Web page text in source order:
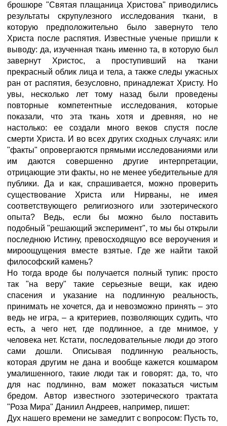
брошюре "Святая плащаница Христова" приводились
результаты скрупулезного исследования ткани, в
которую предположительно было завернуто тело
Христа после распятия. Известные ученые пришли к
выводу: да, изученная ткань именно та, в которую был
завернут Христос, а проступивший на ткани
прекрасный облик лица и тела, а также следы ужасных
ран от распятия, безусловно, принадлежат Христу. Но
увы, несколько лет тому назад были проведены
повторные компетентные исследования, которые
показали, что эта ткань хотя и древняя, но не
настолько: ее создали много веков спустя после
смерти Христа. И во всех других сходных случаях: или
"факты" опровергаются прямыми исследованиями или
им даются совершенно другие интерпретации,
отрицающие эти факты, но не менее убедительные для
публики. Да и как, спрашивается, можно проверить
существование Христа или Нирваны, не имея
соответствующего религиозного или эзотерического
опыта? Ведь, если бы можно было поставить
подобный "решающий эксперимент", то мы бы открыли
последнюю Истину, превосходящую все вероучения и
мироощущения вместе взятые. Где же найти такой
философский камень?
Но тогда вроде бы получается полный тупик: просто
так "на веру" такие серьезные вещи, как идею
спасения и указание на подлинную реальность,
принимать не хочется, да и невозможно принять – это
ведь не игра, – а критериев, позволяющих судить, что
есть, а чего нет, где подлинное, а где мнимое, у
человека нет. Кстати, последовательные люди до этого
сами дошли. Описывая подлинную реальность,
которая другим не дана и вообще кажется кошмаром
умалишенного, такие люди так и говорят: да, то, что
для нас подлинно, вам может показаться чистым
бредом. Автор известного эзотерического трактата
"Роза Мира" Даниил Андреев, например, пишет:
Дух нашего времени не замедлит с вопросом: Пусть то,